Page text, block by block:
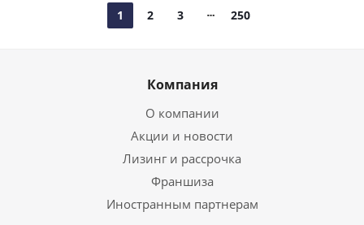
1 2 3 250
Компания
О компании
Акции и новости
Лизинг и рассрочка
Франшиза
Иностранным партнерам